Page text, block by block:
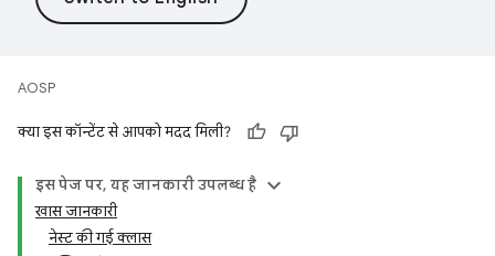
AOSP
क्या इस कॉन्टेंट से आपको मदद मिली?
इस पेज पर, यह जानकारी उपलब्ध है
खास जानकारी
नेस्ट की गई क्लास